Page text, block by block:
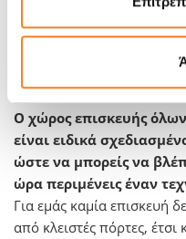
βλάβη από νερό ή έχουν
πλακέτα. Επισκευάζουμε
κάθε περίπτωση, ακόμη
Ο χώρος επισκευής
είναι ειδικά
ώστε να μπορείς να
ώρα περιμένεις έναν
Για εμάς καμία επισκευή
από κλειστές πόρτες, έτσι